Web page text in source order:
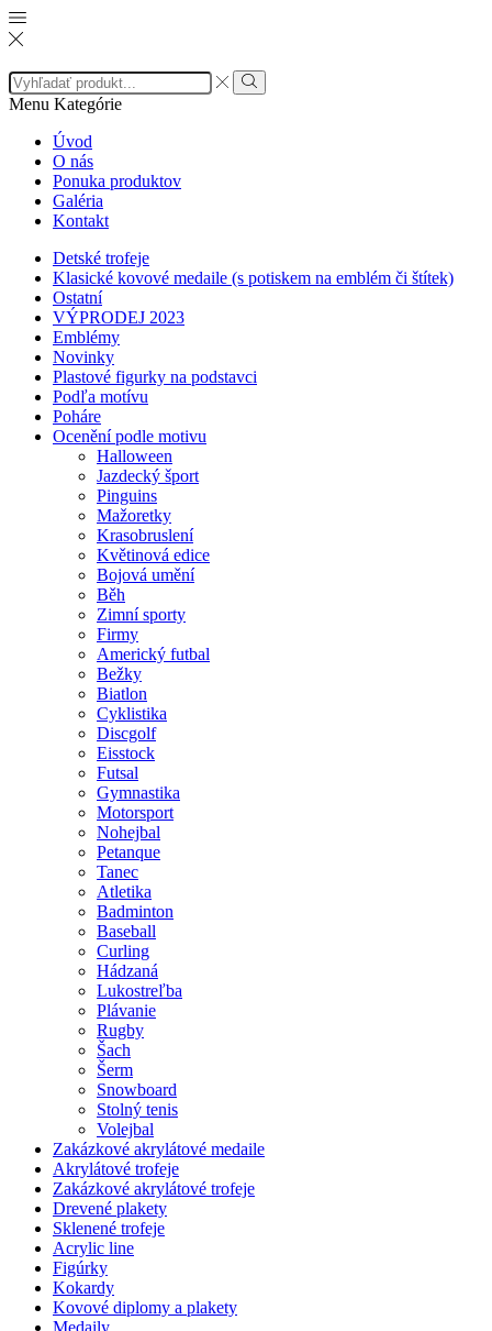
Search
input
Search
Menu Kategórie
Úvod
O nás
Ponuka produktov
Galéria
Kontakt
Detské trofeje
Klasické kovové medaile (s potiskem na emblém či štítek)
Ostatní
VÝPRODEJ 2023
Emblémy
Novinky
Plastové figurky na podstavci
Podľa motívu
Poháre
Ocenění podle motivu
Halloween
Jazdecký šport
Pinguins
Mažoretky
Krasobruslení
Květinová edice
Bojová umění
Běh
Zimní sporty
Firmy
Americký futbal
Bežky
Biatlon
Cyklistika
Discgolf
Eisstock
Futsal
Gymnastika
Motorsport
Nohejbal
Petanque
Tanec
Atletika
Badminton
Baseball
Curling
Hádzaná
Lukostreľba
Plávanie
Rugby
Šach
Šerm
Snowboard
Stolný tenis
Volejbal
Zakázkové akrylátové medaile
Akrylátové trofeje
Zakázkové akrylátové trofeje
Drevené plakety
Sklenené trofeje
Acrylic line
Figúrky
Kokardy
Kovové diplomy a plakety